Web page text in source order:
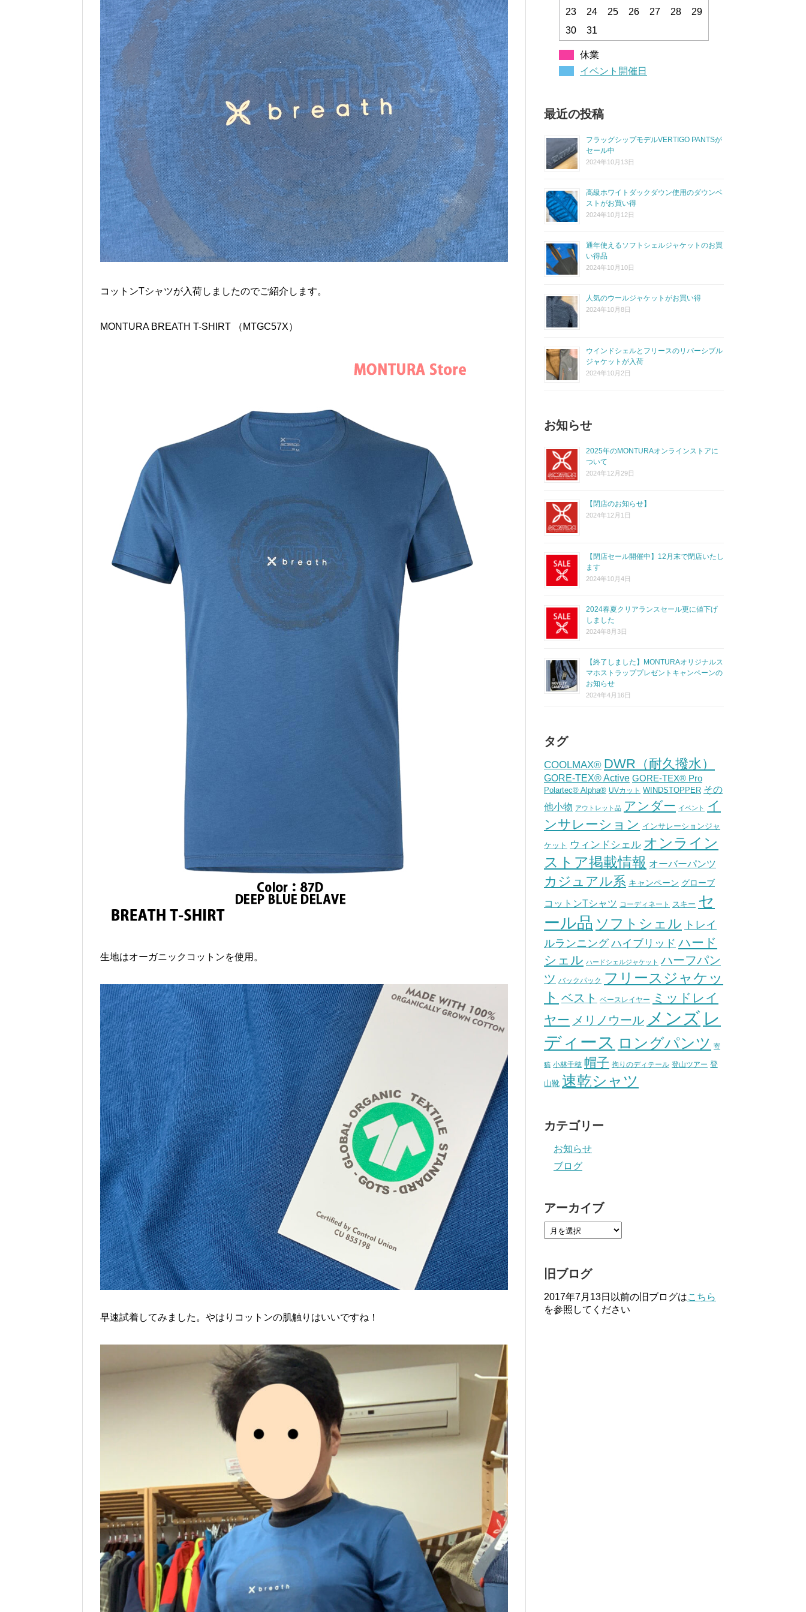
コットンTシャツが入荷しましたのでご紹介します。
MONTURA BREATH T-SHIRT （MTGC57X）
生地はオーガニックコットンを使用。
早速試着してみました。やはりコットンの肌触りはいいですね！
23 24 25 26 27 28
29
30
31
休業
イベント開催日
最近の投稿
フラッグシップモデルVERTIGO PANTSが
セール中
2024年10月13日
高級ホワイトダックダウン使用のダウンベ
ストがお買い得
2024年10月12日
通年使えるソフトシェルジャケットのお買
い得品
2024年10月10日
人気のウールジャケットがお買い得
2024年10月8日
ウインドシェルとフリースのリバーシブル
ジャケットが入荷
2024年10月2日
お知らせ
2025年のMONTURAオンラインストアに
ついて
2024年12月29日
【閉店のお知らせ】
2024年12月1日
【閉店セール開催中】12月末で閉店いたし
ます
2024年10月4日
2024春夏クリアランスセール更に値下げ
しました
2024年8月3日
【終了しました】MONTURAオリジナルス
マホストラッププレゼントキャンペーンの
お知らせ
2024年4月16日
タグ
COOLMAX® DWR（耐久撥水）
GORE-TEX® Active GORE-TEX® Pro
Polartec® Alpha® UVカット WINDSTOPPER その
他小物 アウトレット品 アンダー イベント
イ
ンサレーション インサレーションジャ
ケット ウィンドシェル オンライン
ストア掲載情報 オーバーパンツ
カジュアル系 キャンペーン グローブ
コットンTシャツ コーディネート スキー セ
ール品 ソフトシェル トレイ
ルランニング ハイブリッド ハード
シェル ハードシェルジャケット ハーフパン
ツ バックパック
フリースジャケッ
ト ベスト ベースレイヤー
ミッドレイ
ヤー メリノウール メンズ レ
ディース ロングパンツ 寄
稿 小林千穂 帽子 拘りのディテール 登山ツアー 登
山靴 速乾シャツ
カテゴリー
お知らせ
ブログ
アーカイブ
旧ブログ
2017年7月13日以前の旧ブログはこちら
を参照してください